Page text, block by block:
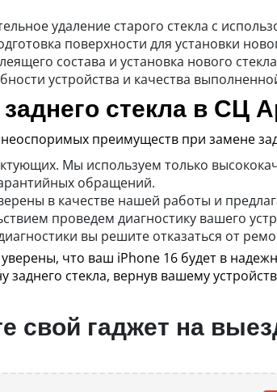
удаление старого стекла с
поверхности для установки
состава и установка нового
устройства и качества
стекла в СЦ
преимуществ при замене
Мы используем только
обращений.
в качестве нашей работы и
проведем диагностику вашего
вы решите отказаться от
что ваш iPhone 16 будет в
стекла, вернув вашему
свой гаджет на